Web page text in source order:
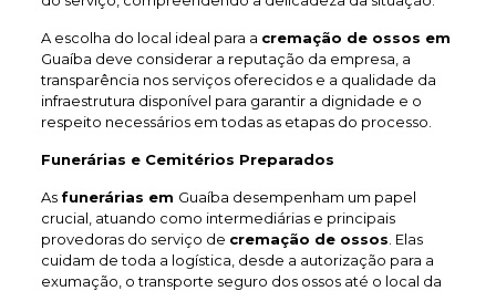
A escolha do local ideal para a cremação de ossos em
Guaíba deve considerar a reputação da empresa, a
transparência nos serviços oferecidos e a qualidade da
infraestrutura disponível para garantir a dignidade e o
respeito necessários em todas as etapas do processo.
Funerárias e Cemitérios Preparados
As funerárias em Guaíba desempenham um papel
crucial, atuando como intermediárias e principais
provedoras do serviço de cremação de ossos . Elas
cuidam de toda a logística, desde a autorização para a
exumação, o transporte seguro dos ossos até o local da